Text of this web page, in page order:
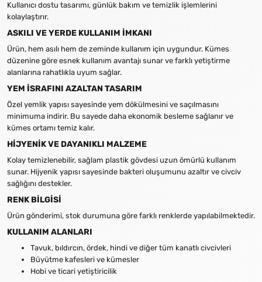
Kullanıcı dostu tasarımı, günlük bakım ve temizlik işlemlerini
kolaylaştırır.
ASKILI VE YERDE KULLANIM İMKANI
Ürün, hem asılı hem de zeminde kullanım için uygundur. Kümes
düzenine göre esnek kullanım avantajı sunar ve farklı yetiştirme
alanlarına rahatlıkla uyum sağlar.
YEM İSRAFINI AZALTAN TASARIM
Özel yemlik yapısı sayesinde yem dökülmesini ve saçılmasını
minimuma indirir. Bu sayede daha ekonomik besleme sağlanır ve
kümes ortamı temiz kalır.
HİJYENİK VE DAYANIKLI MALZEME
Kolay temizlenebilir, sağlam plastik gövdesi uzun ömürlü kullanım
sunar. Hijyenik yapısı sayesinde bakteri oluşumunu azaltır ve civciv
sağlığını destekler.
RENK BİLGİSİ
Ürün gönderimi, stok durumuna göre farklı renklerde yapılabilmektedir.
KULLANIM ALANLARI
Tavuk, bıldırcın, ördek, hindi ve diğer tüm kanatlı civcivleri
Büyütme kafesleri ve kümesler
Hobi ve ticari yetiştiricilik